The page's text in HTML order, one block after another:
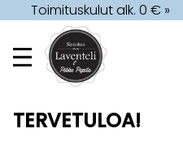
Toimituskulut alk. 0 € »
TERVETULOA!